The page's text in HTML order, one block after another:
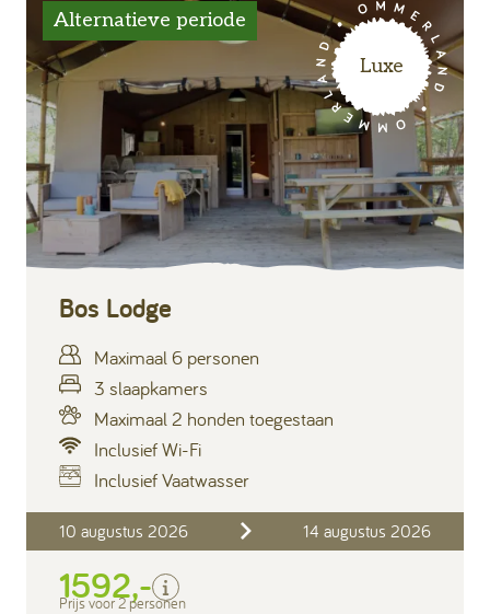
Luxe
Alternatieve periode
Bos Lodge
Maximaal 6 personen
3 slaapkamers
Maximaal 2 honden toegestaan
Inclusief Wi-Fi
Inclusief Vaatwasser
10 augustus 2026 14 augustus 2026
1592,-
Inclusief
Verblijfskosten
Prijs voor 2 personen